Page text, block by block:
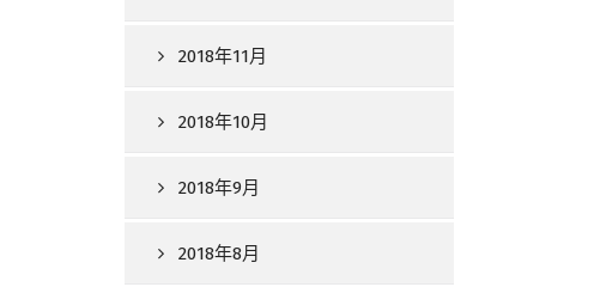
2018年11月
2018年10月
2018年9月
2018年8月